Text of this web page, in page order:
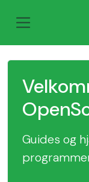
Guides og